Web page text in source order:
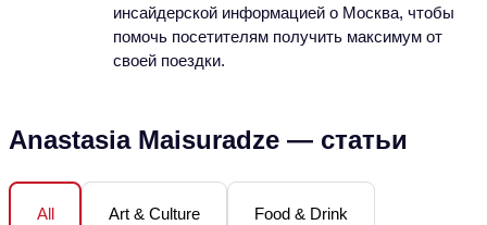
инсайдерской информацией о Москва, чтобы
помочь посетителям получить максимум от
своей поездки.
Anastasia Maisuradze — статьи
All Art & Culture Food & Drink